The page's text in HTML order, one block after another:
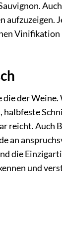
aufzuzeigen.
der
reicht. Auch
an
die
und